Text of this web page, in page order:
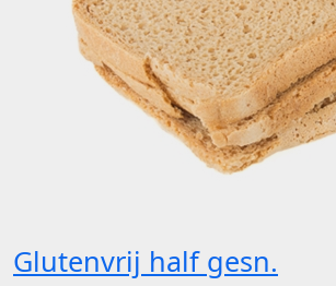
Glutenvrij half gesn.